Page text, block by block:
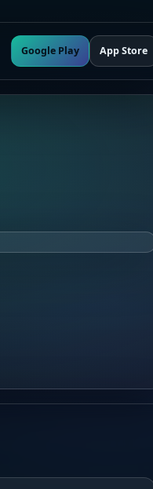
Google Play App Store